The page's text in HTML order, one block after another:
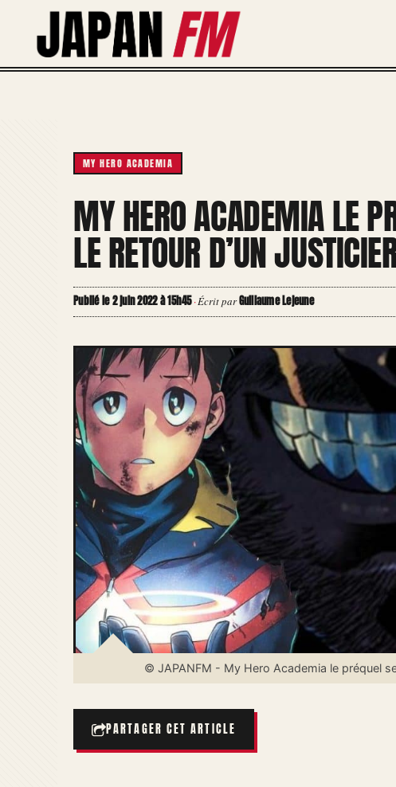
contenu
MY HERO ACADEMIA
MY HERO ACADEMIA LE
LE RETOUR D’UN
Publié le 2 juin 2022 à 15h45·Écrit parGuillaume Lejeune
© JAPANFM - My Hero Academia le préquel
PARTAGER CET ARTICLE